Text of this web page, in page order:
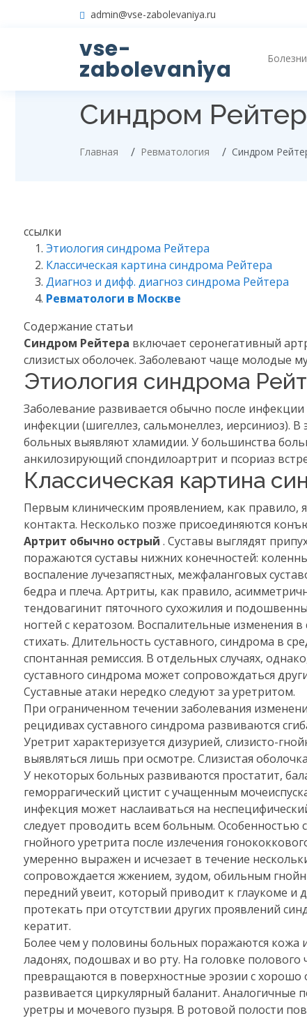
admin@vse-zabolevaniya.ru
vse-
zabolevaniya Болезни
Синдром
Главная Ревматология Синдром
ссылки
Этиология синдрома Рейтера
Классическая картина синдрома Рейтера
Диагноз и дифф. диагноз синдрома Рейтера
Ревматологи в Москве
Содержание статьи
Синдром Рейтера включает серонегативный
слизистых оболочек. Заболевают чаще молодые
Этиология синдрома
Заболевание развивается обычно после
инфекции (шигеллез, сальмонеллез, иерсиниоз).
больных выявляют хламидии. У большинства
анкилозирующий спондилоартрит и псориаз
Классическая картина
Первым клиническим проявлением, как правило,
контакта. Несколько позже присоединяются
Артрит обычно острый . Суставы выглядят
поражаются суставы нижних конечностей:
воспаление лучезапястных, межфаланговых
бедра и плеча. Артриты, как правило,
тендовагинит пяточного сухожилия и
ногтей с кератозом. Воспалительные изменения
стихать. Длительность суставного, синдрома в
спонтанная ремиссия. В отдельных случаях,
суставного синдрома может сопровождаться
Суставные атаки нередко следуют за уретритом.
При ограниченном течении заболевания
рецидивах суставного синдрома развиваются
Уретрит характеризуется дизурией, слизисто-
выявляться лишь при осмотре. Слизистая
У некоторых больных развиваются простатит,
геморрагический цистит с учащенным
инфекция может наслаиваться на
следует проводить всем больным. Особенностью
гнойного уретрита после излечения
умеренно выражен и исчезает в течение
сопровождается жжением, зудом, обильным
передний увеит, который приводит к глаукоме
протекать при отсутствии других проявлений
кератит.
Более чем у половины больных поражаются кожа
ладонях, подошвах и во рту. На головке
превращаются в поверхностные эрозии с
развивается циркулярный баланит.
уретры и мочевого пузыря. В ротовой полости